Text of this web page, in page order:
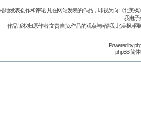
地发表创作和评论.凡在网站发表的作品，即视为向《北美
我电子
作品版权归原作者.文责自负.作品的观点与<酷我-北美枫>
Powered by
phpBB 简